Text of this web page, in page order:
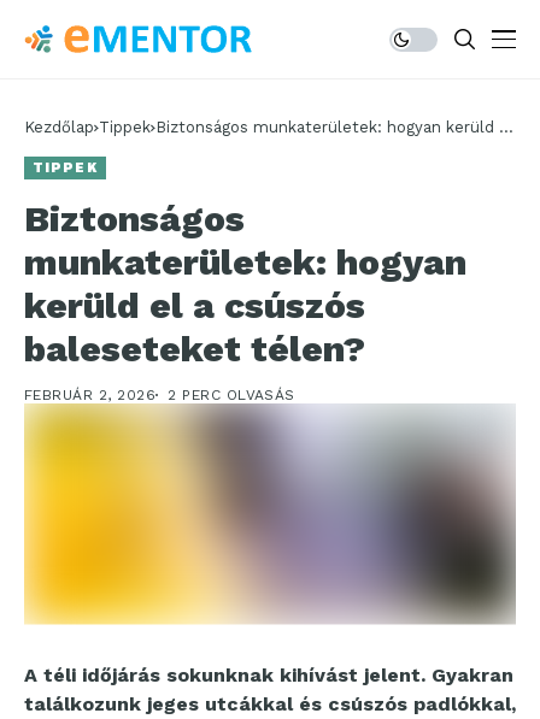
Kezdőlap Tippek Biztonságos munkaterületek: hogyan kerüld el
TIPPEK
Biztonságos
munkaterületek: hogyan
kerüld el a csúszós
baleseteket télen?
FEBRUÁR 2, 2026 2 PERC OLVASÁS
A téli időjárás sokunknak kihívást jelent. Gyakran
találkozunk jeges utcákkal és csúszós padlókkal,